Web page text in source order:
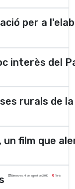
per a
interès del
rurals de
un film que
dimecres, 4 de agost de 2010 Torà